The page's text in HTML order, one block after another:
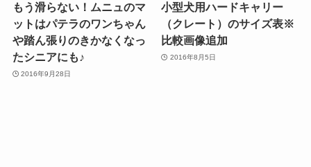
もう滑らない！ムニュのマ
ットはパテラのワンちゃん
や踏ん張りのきかなくなっ
たシニアにも♪
2016年9月28日
小型犬用ハードキャリー
（クレート）のサイズ表※
比較画像追加
2016年8月5日